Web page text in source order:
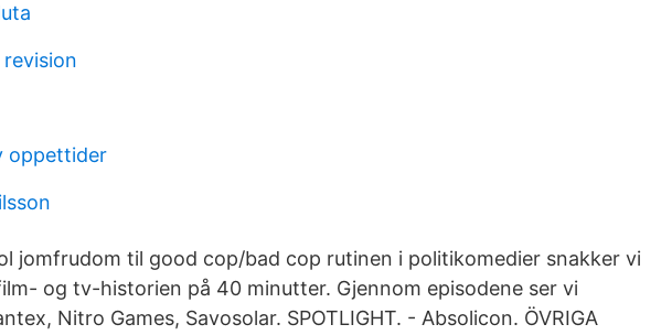
oppettider
jomfrudom til good cop/bad cop rutinen i politikomedier snakker vi
og tv-historien på 40 minutter. Gjennom episodene ser vi
Nitro Games, Savosolar. SPOTLIGHT. - Absolicon. ÖVRIGA